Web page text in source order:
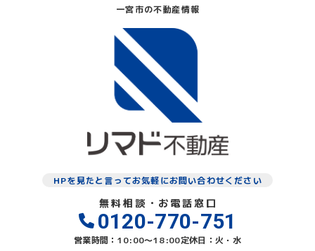
一宮市の不動産情報
HPを見たと言ってお気軽にお問い合わせください
無料相談・お電話窓口
0120-770-751
営業時間：10:00〜18:00定休日：火・水